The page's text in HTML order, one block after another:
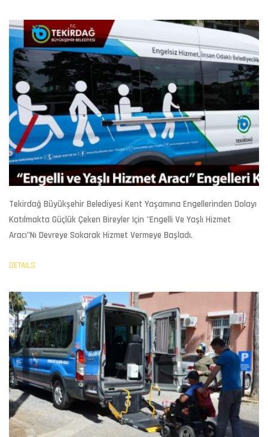
Tekirdağ Büyükşehir Belediyesi Kent Yaşamına Engellerinden Dolayı
Katılmakta Güçlük Çeken Bireyler Için "Engelli Ve Yaşlı Hizmet
Aracı"nı Devreye Sokarak Hizmet Vermeye Başladı.
DETAILS